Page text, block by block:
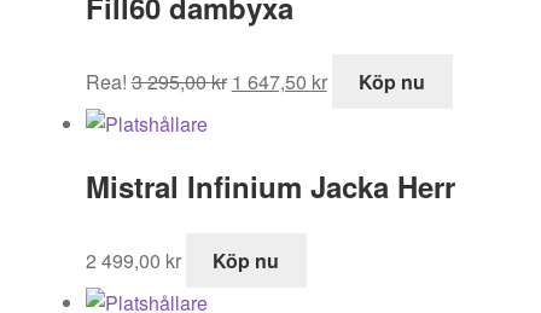
Rea! 3 295,00kr
ursprungliga
3
1 647,50 kr
nuvarande
1
Köp nu
Mistral Infinium Jacka Herr
2 499,00 kr Köp nu